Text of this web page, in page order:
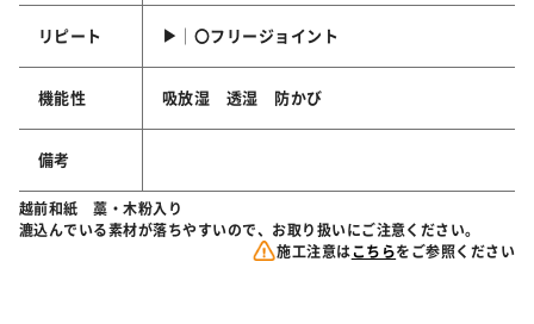
リピート ▶│〇フリージョイント
機能性 吸放湿 透湿 防かび
備考
越前和紙 藁・木粉入り
漉込んでいる素材が落ちやすいので、お取り扱いにご注意ください。
施工注意は こちらをご参照ください